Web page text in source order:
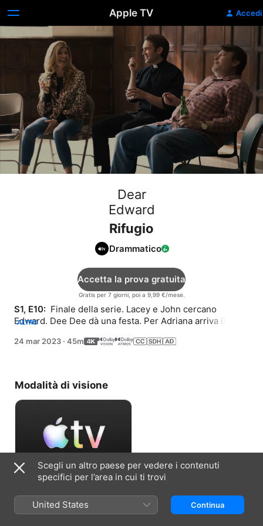
Apple TV Accedi
Dear
Edward
Rifugio
Drammatico
Gratis per 7 giorni, poi a 9,99 €/mese.
Accetta la prova gratuita
S1, E10: Finale della serie. Lacey e John cercano
Edward. Dee Dee dà una festa. Per Adriana arriva il
ALTRO
24 mar 2023 · 45m
Modalità di visione
Scegli un altro paese per vedere i contenuti
specifici per l’area in cui ti trovi
United States Continua